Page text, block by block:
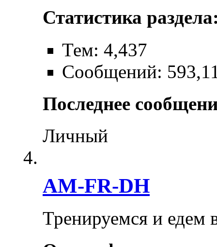
Статистика
Тем: 4,437
Сообщений:
Последнее
Личный
AM-FR-DH
Тренируемся и едем